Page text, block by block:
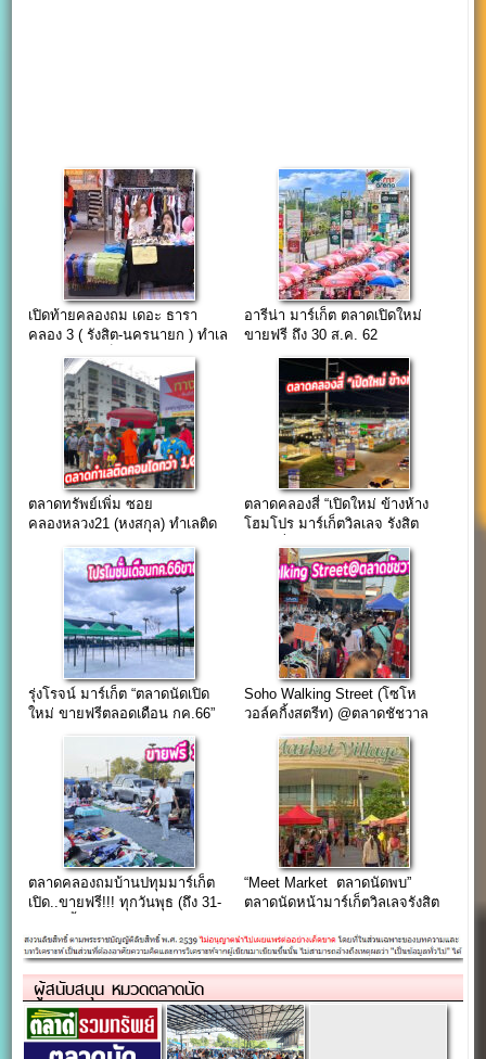
เปิดท้ายคลองถม เดอะ ธารา
คลอง 3 ( รังสิต-นครนายก ) ทำเล
หมู่บ้านตอนเย็น
อารีน่า มาร์เก็ต ตลาดเปิดใหม่
ขายฟรี ถึง 30 ส.ค. 62
ตลาดทรัพย์เพิ่ม ซอย
คลองหลวง21 (หงสกุล) ทำเลติด
ตลาดคลองสี่ “เปิดใหม่ ข้างห้าง
โฮมโปร มาร์เก็ตวิลเลจ รังสิต
รุ่งโรจน์ มาร์เก็ต “ตลาดนัดเปิด
ใหม่ ขายฟรีตลอดเดือน กค.66”
Soho Walking Street (โซโห
วอล์คกิ้งสตรีท) @ตลาดชัชวาล
ตลาดคลองถมบ้านปทุมมาร์เก็ต
เปิด..ขายฟรี!!! ทุกวันพุธ (ถึง 31-
“Meet Market ตลาดนัดพบ”
ตลาดนัดหน้ามาร์เก็ตวิลเลจรังสิต
สายวินเทจ
ผู้สนับสนุน หมวดตลาดนัด